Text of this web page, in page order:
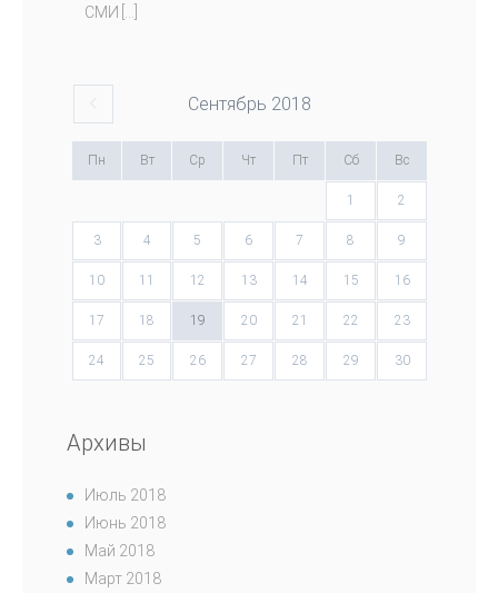
СМИ
Сентябрь 2018
Пн Вт Ср Чт Пт Сб Вс
1 2
3 4 5 6 7 8 9
10 11 12 13 14 15 16
17 18 19 20 21 22 23
24 25 26 27 28 29 30
Архивы
Июль 2018
Июнь 2018
Май 2018
Март 2018